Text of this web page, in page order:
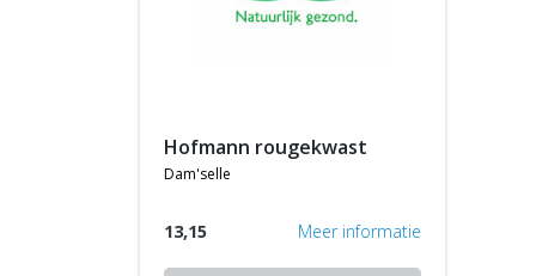
hofmann rougekwast
dam'selle
13,15 Meer informatie